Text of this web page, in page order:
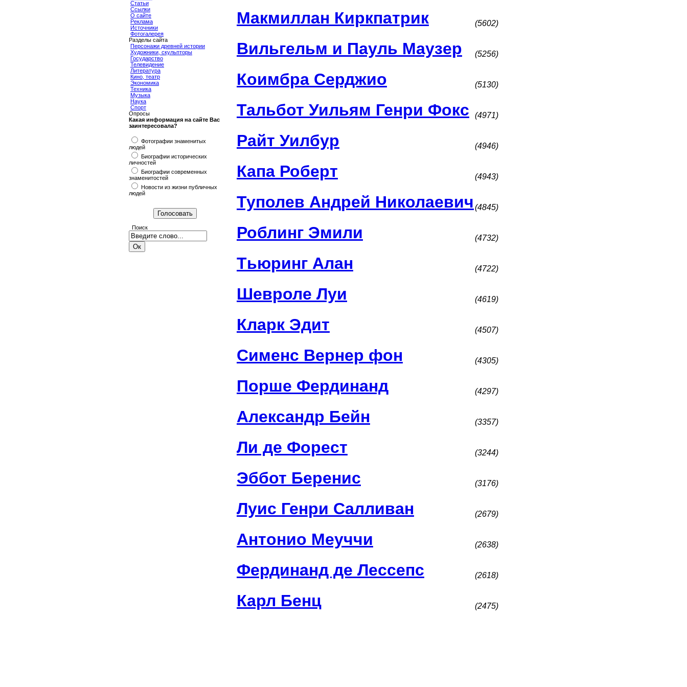
Статьи
Ссылки
О сайте
Реклама
Источники
Фотогалерея
Разделы сайта
Персонажи древней истории
Художники, скульпторы
Государство
Телевидение
Литература
Кино, театр
Экономика
Техника
Музыка
Наука
Спорт
Опросы
Какая информация на сайте Вас
заинтересовала?
Фотографии знаменитых
людей
Биографии исторических
личностей
Биографии современных
знаменитостей
Новости из жизни публичных
людей
Поиск
Макмиллан Киркпатрик (5602)
Вильгельм и Пауль Маузер (5256)
Коимбра Серджио (5130)
Тальбот Уильям Генри Фокс (4971)
Райт Уилбур (4946)
Капа Роберт (4943)
Туполев Андрей Николаевич (4845)
Роблинг Эмили (4732)
Тьюринг Алан (4722)
Шевроле Луи (4619)
Кларк Эдит (4507)
Сименс Вернер фон (4305)
Порше Фердинанд (4297)
Александр Бейн (3357)
Ли де Форест (3244)
Эббот Беренис (3176)
Луис Генри Салливан (2679)
Антонио Меуччи (2638)
Фердинанд де Лессепс (2618)
Карл Бенц (2475)